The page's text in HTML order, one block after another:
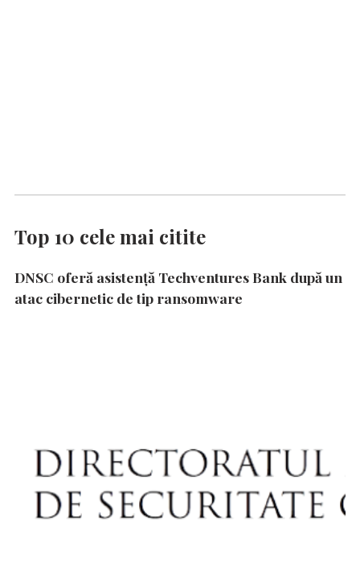
Top 10 cele mai citite
DNSC oferă asistență Techventures Bank după un
atac cibernetic de tip ransomware